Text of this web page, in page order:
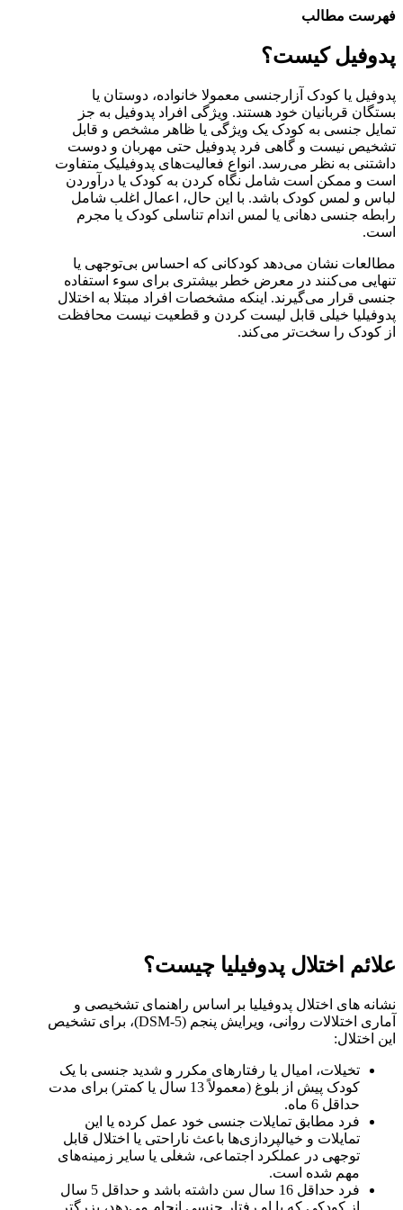
فهرست مطالب
پدوفیل کیست؟
پدوفیل یا کودک آزارجنسی معمولا خانواده، دوستان یا
بستگان قربانیان خود هستند. ویژگی افراد پدوفیل به جز
تمایل جنسی به کودک یک ویژگی یا ظاهر مشخص و قابل
تشخیص نیست و گاهی فرد پدوفیل حتی مهربان و دوست
داشتنی به نظر می‌رسد. انواع فعالیت‌های پدوفیلیک متفاوت
است و ممکن است شامل نگاه کردن به کودک یا درآوردن
لباس و لمس کودک باشد. با این حال، اعمال اغلب شامل
رابطه جنسی دهانی یا لمس اندام تناسلی کودک یا مجرم
است.
مطالعات نشان می‌دهد کودکانی که احساس بی‌توجهی یا
تنهایی می‌کنند در معرض خطر بیشتری برای سوء استفاده
جنسی قرار می‌گیرند. اینکه مشخصات افراد مبتلا به اختلال
پدوفیلیا خیلی قابل لیست کردن و قطعیت نیست محافظت
از کودک را سخت‌تر می‌کند.
علائم اختلال پدوفیلیا چیست؟
نشانه ‌های اختلال پدوفیلیا بر اساس راهنمای تشخیصی و
آماری اختلالات روانی، ویرایش پنجم (DSM-5)، برای تشخیص
این اختلال:
تخیلات، امیال یا رفتارهای مکرر و شدید جنسی با یک
کودک پیش از بلوغ (معمولاً 13 سال یا کمتر) برای مدت
حداقل 6 ماه.
فرد مطابق تمایلات جنسی خود عمل کرده یا این
تمایلات و خیالپردازی‌ها باعث ناراحتی یا اختلال قابل
توجهی در عملکرد اجتماعی، شغلی یا سایر زمینه‌های
مهم شده است.
فرد حداقل 16 سال سن داشته باشد و حداقل 5 سال
از کودکی که با او رفتار جنسی انجام می‌دهد، بزرگتر